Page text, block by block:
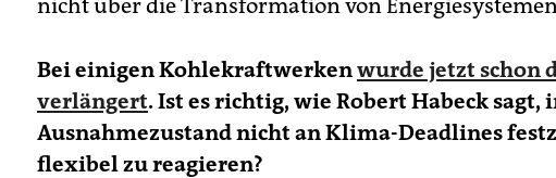
nicht über die Transformation von
Bei einigen Kohlekraftwerkenwurde jetzt schon
verlängert. Ist es richtig, wie Robert Habeck
Ausnahmezustand nicht an Klima-Deadlines
flexibel zu reagieren?